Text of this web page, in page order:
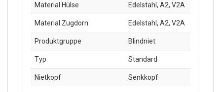
Material Hülse Edelstahl, A2, V2A
Material Zugdorn Edelstahl, A2, V2A
Produktgruppe Blindniet
Typ Standard
Nietkopf Senkkopf